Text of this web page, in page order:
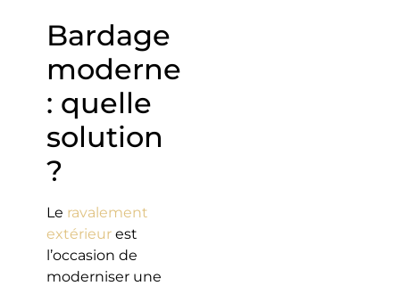
Bardage
moderne
: quelle
solution
?
Le ravalement
extérieurest
l’occasion de
moderniser une